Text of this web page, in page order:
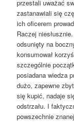
przestali uważać
zastanawiali się
ich oficerem
Raczej
odsunięty na
konsumował
szczególnie
posiadana wiedza
dużo, zapewne
się kupić, nadaje
odstrzału. I
powszechnie